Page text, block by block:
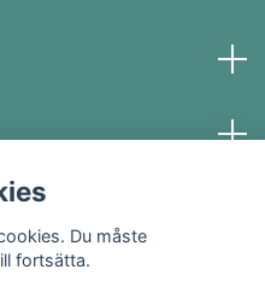
Du måste
fortsätta.